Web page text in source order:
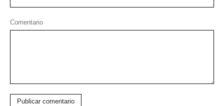
Comentario
Publicar comentario